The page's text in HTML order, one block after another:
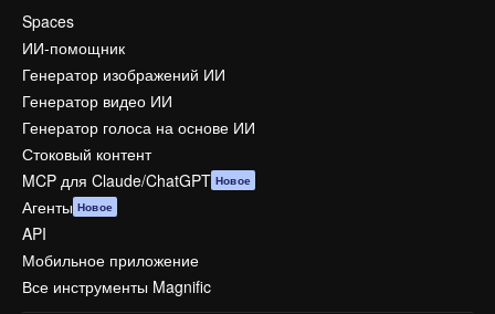
Spaces
ИИ-помощник
Генератор изображений ИИ
Генератор видео ИИ
Генератор голоса на основе ИИ
Стоковый контент
MCP для Claude/ChatGPT Новое
Агенты Новое
API
Мобильное приложение
Все инструменты Magnific